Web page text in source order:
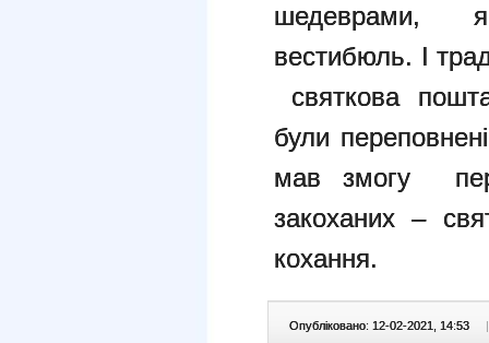
шедеврами,
вестибюль. І
святкова
були
мав змогу
закоханих –
кохання.
Опубліковано: 12-02-2021, 14:53 |